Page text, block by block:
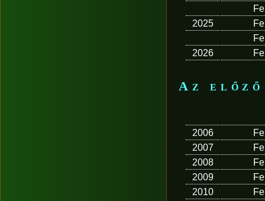
2025
2026
Az
2006
2007
2008
2009
2010